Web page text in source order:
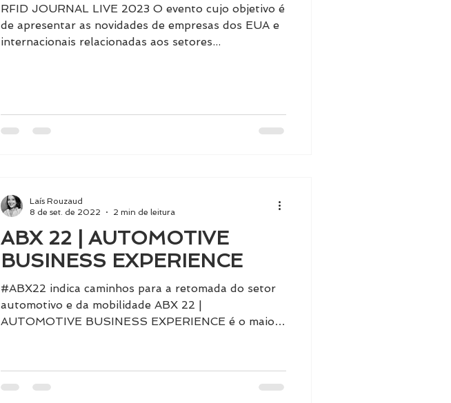
RFID JOURNAL LIVE 2023 O evento cujo objetivo é
de apresentar as novidades de empresas dos EUA e
internacionais relacionadas aos setores...
ABX 22 | AUTOMOTIVE
BUSINESS EXPERIENCE
#ABX22 indica caminhos para a retomada do setor
automotivo e da mobilidade ABX 22 |
AUTOMOTIVE BUSINESS EXPERIENCE é o maior
Laís Rouzaud
8 de set. de 2022
2 min de leitura